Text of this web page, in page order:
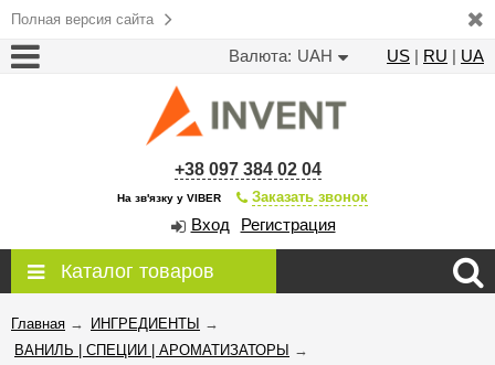
Полная версия сайта
Валюта: UAH US | RU | UA
+38 097 384 02 04
На зв'язку у VIBER Заказать звонок
Вход Регистрация
Каталог товаров
Главная → ИНГРЕДИЕНТЫ
→
ВАНИЛЬ | СПЕЦИИ | АРОМАТИЗАТОРЫ
→